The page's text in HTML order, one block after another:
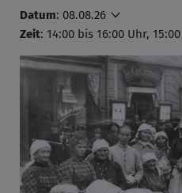
Datum: 08.08.26
Zeit: 14:00 bis 16:00 Uhr,